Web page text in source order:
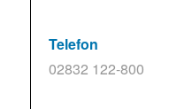
Telefon
02832 122-800